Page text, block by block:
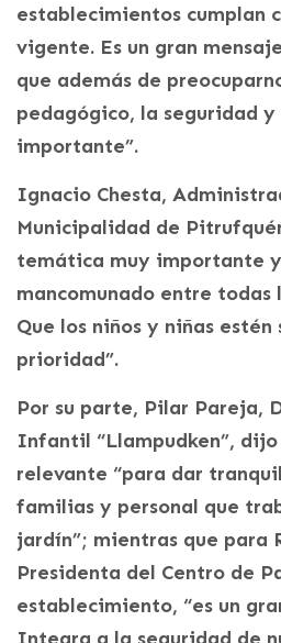
establecimientos cumplan
vigente. Es un gran
que además de
pedagógico, la seguridad
importante”.
Ignacio Chesta,
Municipalidad de
temática muy importante
mancomunado entre todas
Que los niños y niñas estén
prioridad”.
Por su parte, Pilar Pareja,
Infantil “Llampudken”,
relevante “para dar
familias y personal que
jardín”; mientras que para
Presidenta del Centro de
establecimiento, “es un